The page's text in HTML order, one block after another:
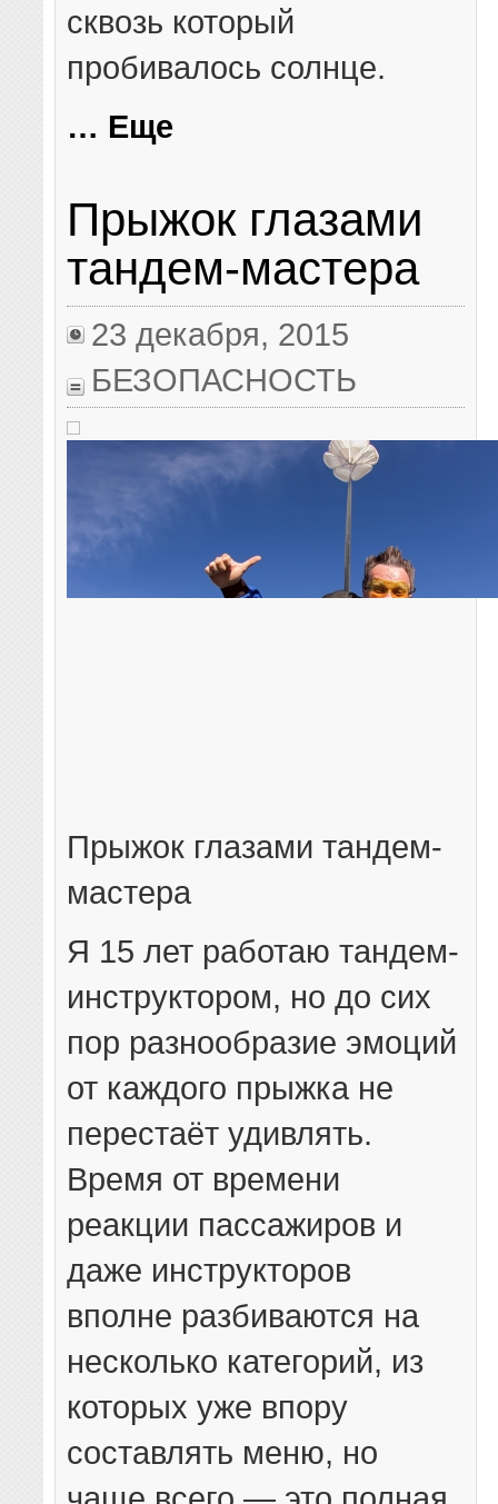
сквозь который
пробивалось солнце.
… Еще
Прыжок глазами
тандем-мастера
23 декабря, 2015
БЕЗОПАСНОСТЬ
Прыжок глазами тандем-
мастера
Я 15 лет работаю тандем-
инструктором, но до сих
пор разнообразие эмоций
от каждого прыжка не
перестаёт удивлять.
Время от времени
реакции пассажиров и
даже инструкторов
вполне разбиваются на
несколько категорий, из
которых уже впору
составлять меню, но